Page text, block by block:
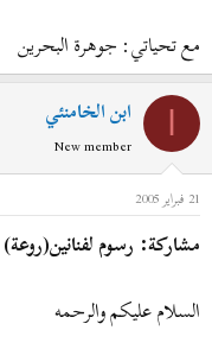
مع تحياتي: جوهرة البحرين
ابن الخامنئي
New member
21 فبراير 2005
مشاركة: رسوم لفنانين(روعة)
السلام عليكم والرحمه